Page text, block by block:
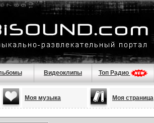
Видеоклипы Топ Радио
Моя музыка Моя страница